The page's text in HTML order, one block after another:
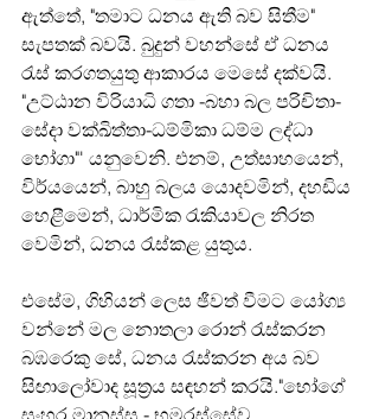
ඇත්තේ, "තමාට ධනය ඇති බව සිතීම"
සැපතක් බවයි. බුදුන් වහන්සේ ඒ ධනය
රැස් කරගතයුතු ආකාරය මෙසේ දක්වයි.
"උට්ඨාන විරියාධි ගතා -බහා බල පරිචිතා-
සේදා වක්ඛිත්තා-ධම්මිකා ධම්ම ලද්ධා
භෝගා"' යනුවෙනි. එනම්, උත්සාහයෙන්,
විර්යයෙන්, බාහු බලය යොදවමින්, දහඩිය
හෙළීමෙන්, ධාර්මික රැකියාවල නිරත
වෙමින්, ධනය රැස්කළ යුතුය.
එසේම, ගිහියන් ලෙස ඡීවත් වීමට යෝග්‍ය
වන්නේ මල නොතලා රොන් රැස්කරන
බඹරෙකු සේ, ධනය රැස්කරන අය බව
සිඟාලෝවාද සූත්‍රය සඳහන් කරයි."භෝගේ
සංහර මානස්ස - භමරස්සේව